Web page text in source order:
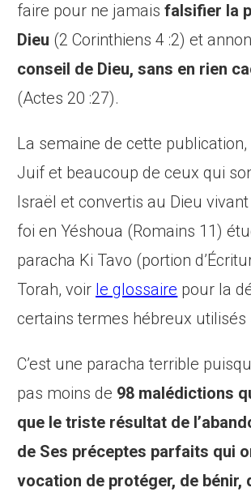
faire pour ne jamaisfalsifier la
Dieu (2 Corinthiens 4 :2) et
conseil de Dieu, sans en rien
(Actes 20 :27).
La semaine de cette
Juif et beaucoup de ceux qui
Israël et convertis au Dieu
foi en Yéshoua (Romains 11)
paracha Ki Tavo (portion
Torah, voir le glossaire pour la
certains termes hébreux utilisés
C’est une paracha terrible
pas moins de 98 malédictions
que le triste résultat de
de Ses préceptes parfaits qui
vocation de protéger, de bénir,